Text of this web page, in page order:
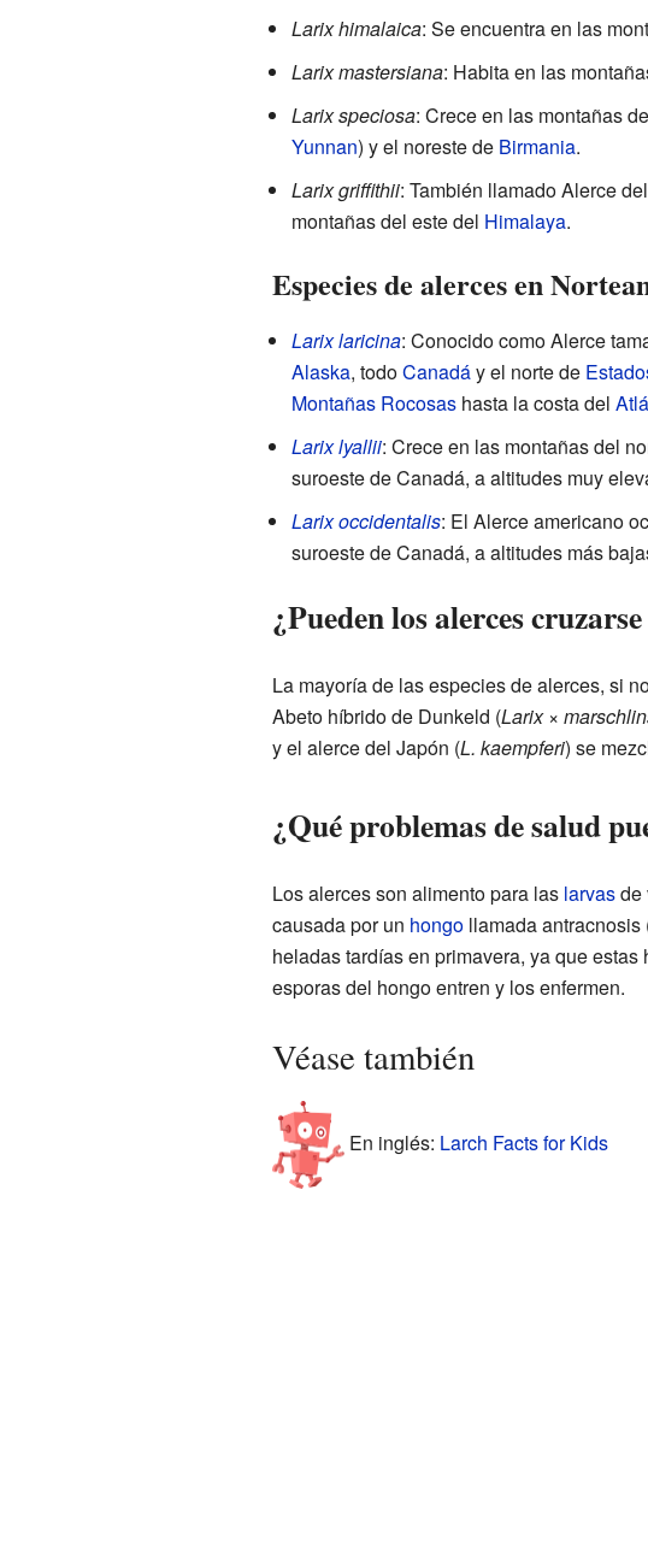
Larix himalaica: Se encuentra en las
Larix mastersiana: Habita en las
Larix speciosa: Crece en las montañas
Yunnan) y el noreste de Birmania.
Larix griffithii: También llamado Alerce
montañas del este del Himalaya.
Especies de alerces en
Larix laricina: Conocido como Alerce
Alaska, todoCanadáy el norte de
Montañas Rocosashasta la costa del
Larix lyallii: Crece en las montañas del
suroeste de Canadá, a altitudes muy
Larix occidentalis: El Alerce americano
suroeste de Canadá, a altitudes más
¿Pueden los alerces
La mayoría de las especies de alerces, si
Abeto híbrido de Dunkeld (Larix ×
y el alerce del Japón (L. kaempferi) se
¿Qué problemas de salud
Los alerces son alimento para las larvasde
causada por un hongollamada antracnosis
heladas tardías en primavera, ya que
esporas del hongo entren y los enfermen.
Véase también
En inglés: Larch Facts for Kids